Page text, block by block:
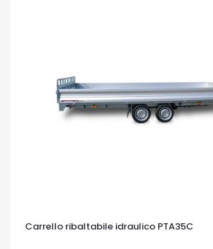
Carrello ribaltabile idraulico PTA35C